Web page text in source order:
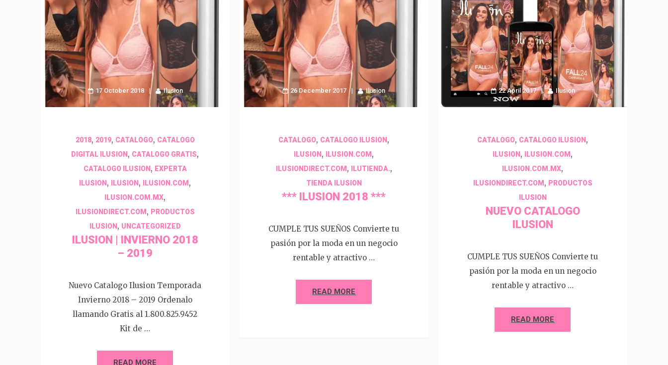
17 October 2018 Ilusion
2018, 2019, CATALOGO, CATALOGO
DIGITAL ILUSION , CATALOGO GRATIS,
CATALOGO ILUSION, EXPERTA
ILUSION , ILUSION , ILUSION.COM ,
ILUSION.COM.MX,
ILUSIONDIRECT.COM , PRODUCTOS
ILUSION, UNCATEGORIZED
ILUSION | INVIERNO 2018
– 2019
Nuevo Catalogo Ilusion Temporada
Invierno 2018 – 2019 Ordenalo
llamando Gratis al 1.800.825.9452
Kit de …
READ MORE
26 December 2017 Ilusion
CATALOGO, CATALOGO ILUSION ,
ILUSION , ILUSION.COM ,
ILUSIONDIRECT.COM , ILUTIENDA.,
TIENDA ILUSION
*** ILUSION 2018 ***
CUMPLE TUS SUEÑOS Convierte tu
pasión por la moda en un negocio
rentable y atractivo …
READ MORE
22 April 2017 Ilusion
CATALOGO, CATALOGO ILUSION ,
ILUSION , ILUSION.COM ,
ILUSION.COM.MX,
ILUSIONDIRECT.COM , PRODUCTOS
ILUSION
NUEVO CATALOGO
ILUSION
CUMPLE TUS SUEÑOS Convierte tu
pasión por la moda en un negocio
rentable y atractivo …
READ MORE